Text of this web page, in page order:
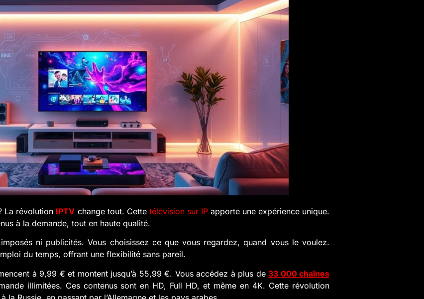
La révolution IPTV change tout. Cette télévision sur IPapporte une expérience unique.
à la demande, tout en haute qualité.
ni publicités. Vous choisissez ce que vous regardez, quand vous le voulez.
du temps, offrant une flexibilité sans pareil.
à 9,99 € et montent jusqu’à 55,99 €. Vous accédez à plus de 33 000 chaînes
illimitées. Ces contenus sont en HD, Full HD, et même en 4K. Cette révolution